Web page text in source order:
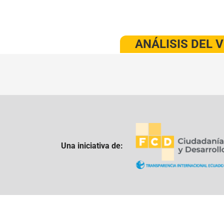
ANÁLISIS DEL
Una iniciativa de: